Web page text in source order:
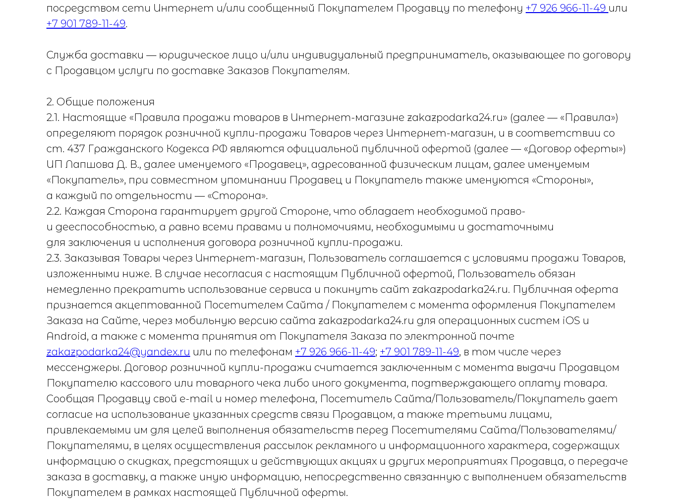
посредством сети Интернет и/или сообщенный Покупателем Продавцу по телефону +7 926 966-11-49 или
+7 901 789-11-49.
Служба доставки — юридическое лицо и/или индивидуальный предприниматель, оказывающее по договору
с Продавцом услуги по доставке Заказов Покупателям.
2. Общие положения
2.1. Настоящие «Правила продажи товаров в Интернет-магазине zakazpodarka24.ru» (далее — «Правила»)
определяют порядок розничной купли-продажи Товаров через Интернет-магазин, и в соответствии со
ст. 437 Гражданского Кодекса РФ являются официальной публичной офертой (далее — «Договор оферты»)
ИП Лапшова Д. В., далее именуемого «Продавец», адресованной физическим лицам, далее именуемым
«Покупатель», при совместном упоминании Продавец и Покупатель также именуются «Стороны»,
а каждый по отдельности — «Сторона».
2.2. Каждая Сторона гарантирует другой Стороне, что обладает необходимой право-
и дееспособностью, а равно всеми правами и полномочиями, необходимыми и достаточными
для заключения и исполнения договора розничной купли-продажи.
2.3. Заказывая Товары через Интернет-магазин, Пользователь соглашается с условиями продажи Товаров,
изложенными ниже. В случае несогласия с настоящим Публичной офертой, Пользователь обязан
немедленно прекратить использование сервиса и покинуть сайт zakazpodarka24.ru. Публичная оферта
признается акцептованной Посетителем Сайта / Покупателем с момента оформления Покупателем
Заказа на Сайте, через мобильную версию сайта zakazpodarka24.ru для операционных систем iOS и
Android, а также с момента принятия от Покупателя Заказа по электронной почте
zakazpodarka24@yandex.ru или по телефонам +7 926 966-11-49; +7 901 789-11-49, в том числе через
мессенджеры. Договор розничной купли-продажи считается заключенным с момента выдачи Продавцом
Покупателю кассового или товарного чека либо иного документа, подтверждающего оплату товара.
Сообщая Продавцу свой e-mail и номер телефона, Посетитель Сайта/Пользователь/Покупатель дает
согласие на использование указанных средств связи Продавцом, а также третьими лицами,
привлекаемыми им для целей выполнения обязательств перед Посетителями Сайта/Пользователями/
Покупателями, в целях осуществления рассылок рекламного и информационного характера, содержащих
информацию о скидках, предстоящих и действующих акциях и других мероприятиях Продавца, о передаче
заказа в доставку, а также иную информацию, непосредственно связанную с выполнением обязательств
Покупателем в рамках настоящей Публичной оферты.